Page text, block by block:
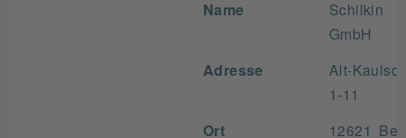
Name
Schilkin
GmbH
Adresse
Alt-
1-11
Ort 12621